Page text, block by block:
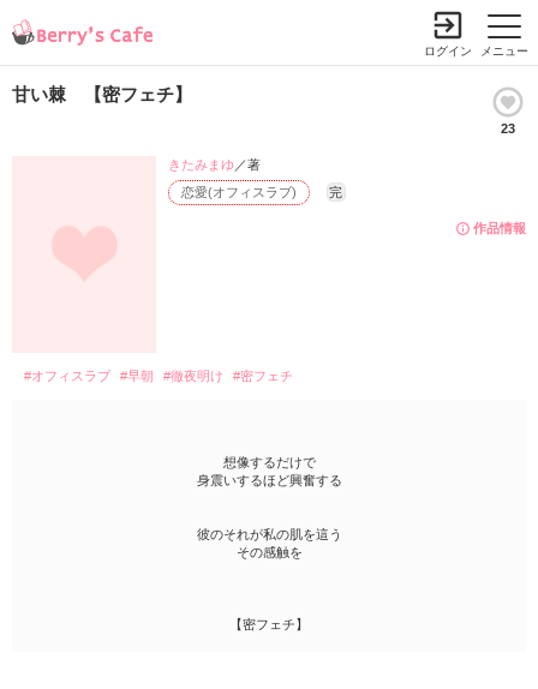
メニュー
ログイン
甘い棘 【密フェチ】
23
作品情報
恋愛(オフィスラブ) 完
きたみまゆ ／著
#オフィスラブ #早朝 #徹夜明け #密フェチ
想像するだけで
身震いするほど興奮する
彼のそれが私の肌を這う
その感触を
【密フェチ】